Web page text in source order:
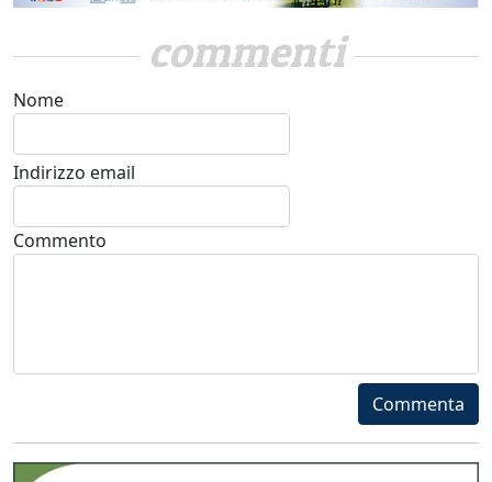
commenti
Nome
Indirizzo email
Commento
Commenta